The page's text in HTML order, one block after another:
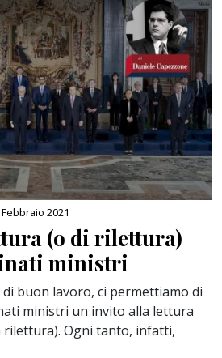
Febbraio 2021
(o di rilettura)
ministri
buon lavoro, ci permettiamo di
ministri un invito alla lettura
rilettura). Ogni tanto, infatti,